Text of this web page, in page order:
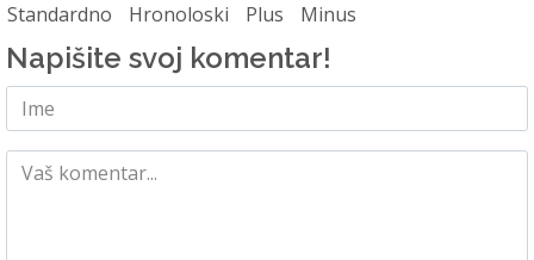
Standardno Hronoloski Plus Minus
Napišite svoj komentar!